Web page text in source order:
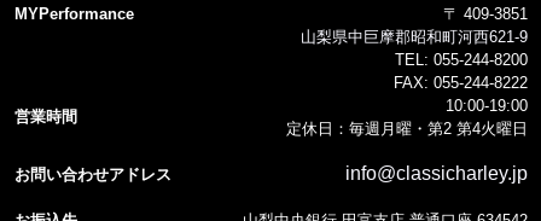
MYPerformance
〒 409-3851
山梨県中巨摩郡昭和町河西621-9
TEL: 055-244-8200
FAX: 055-244-8222
営業時間
10:00-19:00
定休日：毎週月曜・第2 第4火曜日
お問い合わせアドレス info@classicharley.jp